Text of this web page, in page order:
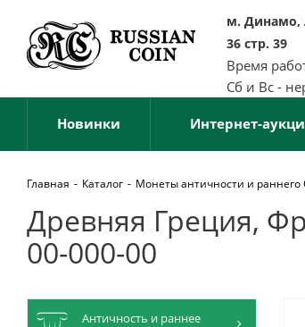
м. Динамо,
36 стр. 39
Время
Сб и Вс -
Новинки Интернет-
Главная - Каталог - Монеты античности и раннего
Древняя Греция,
00-000-00
Античность и раннее